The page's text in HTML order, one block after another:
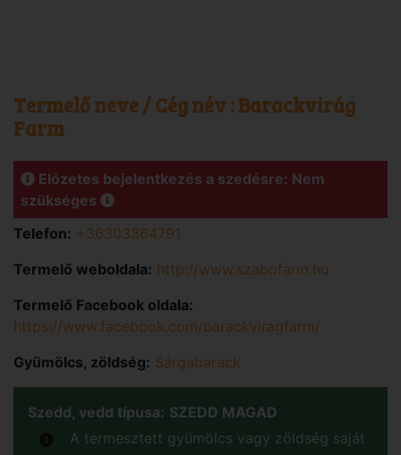
Termelő neve / Cég név : Barackvirág
Farm
Előzetes bejelentkezés a szedésre: Nem
szükséges
Telefon: +36303364791
Termelő weboldala: http://www.szabofarm.hu
Termelő Facebook oldala:
https://www.facebook.com/barackviragfarm/
Gyümölcs, zöldség: Sárgabarack
Szedd, vedd típusa: SZEDD MAGAD
A termesztett gyümölcs vagy zöldség saját